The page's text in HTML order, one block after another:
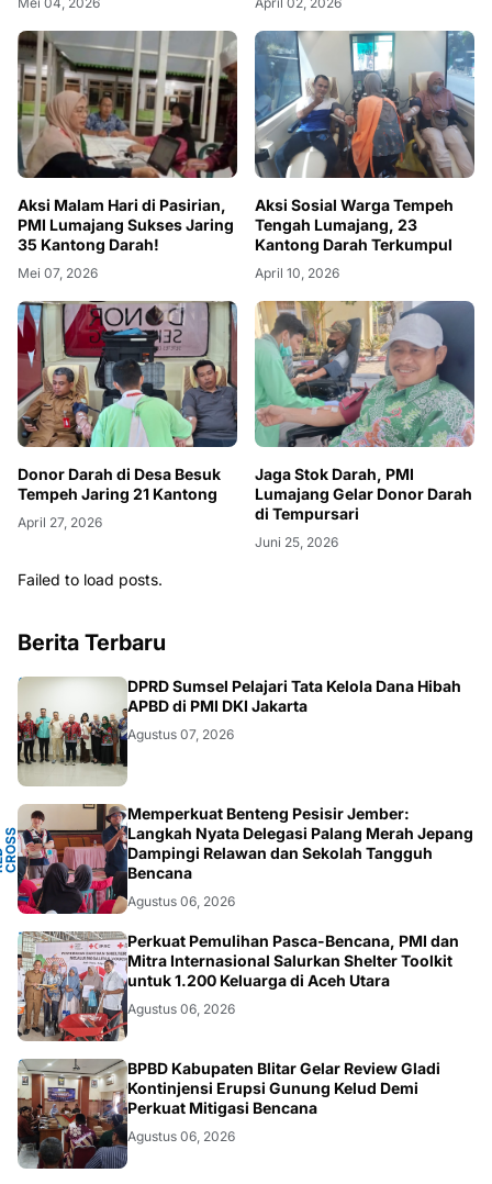
Aksi Malam Hari di Pasirian,
PMI Lumajang Sukses Jaring
35 Kantong Darah!
Mei 07, 2026
Aksi Sosial Warga Tempeh
Tengah Lumajang, 23
Kantong Darah Terkumpul
April 10, 2026
Donor Darah di Desa Besuk
Tempeh Jaring 21 Kantong
April 27, 2026
Jaga Stok Darah, PMI
Lumajang Gelar Donor Darah
di Tempursari
Juni 25, 2026
Failed to load posts.
Berita Terbaru
ANEWS
DPRD Sumsel Pelajari Tata Kelola Dana Hibah
APBD di PMI DKI Jakarta
Agustus 07, 2026
N
S
TY
Memperkuat Benteng Pesisir Jember:
Langkah Nyata Delegasi Palang Merah Jepang
Dampingi Relawan dan Sekolah Tangguh
Bencana
Agustus 06, 2026
ACEH
Perkuat Pemulihan Pasca-Bencana, PMI dan
Mitra Internasional Salurkan Shelter Toolkit
untuk 1.200 Keluarga di Aceh Utara
Agustus 06, 2026
BLITAR
BPBD Kabupaten Blitar Gelar Review Gladi
Kontinjensi Erupsi Gunung Kelud Demi
Perkuat Mitigasi Bencana
Agustus 06, 2026